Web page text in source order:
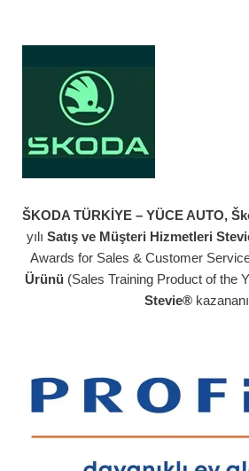
ŠKODA TÜRKİYE – YÜCE AUTO,
yılı Satış ve Müşteri Hizmetleri
Awards for Sales & Customer
Ürünü (Sales Training Product of the
Stevie®